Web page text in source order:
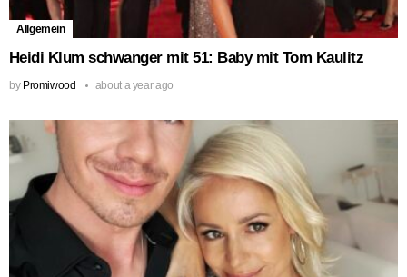
Allgemein
Heidi Klum schwanger mit 51: Baby mit Tom Kaulitz
by Promiwood about a year ago